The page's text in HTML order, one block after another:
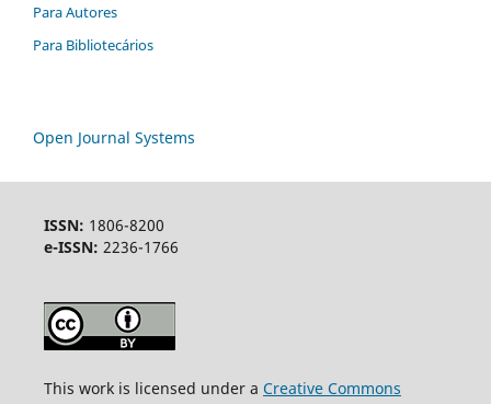
Para Autores
Para Bibliotecários
Open Journal Systems
ISSN: 1806-8200
e-ISSN: 2236-1766
This work is licensed under a Creative Commons